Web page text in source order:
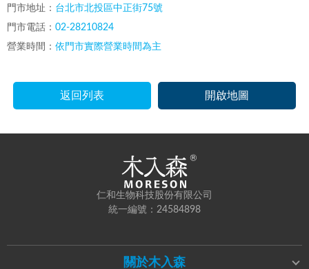
門市地址： 台北市北投區中正街75號
門市電話： 02-28210824
營業時間： 依門市實際營業時間為主
返回列表 開啟地圖
仁和生物科技股份有限公司
統一編號：24584898
關於木入森